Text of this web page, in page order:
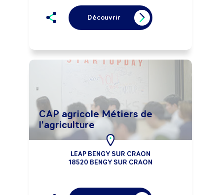
Découvrir
CAP agricole Métiers de
l'agriculture
LEAP BENGY SUR CRAON
18520 BENGY SUR CRAON